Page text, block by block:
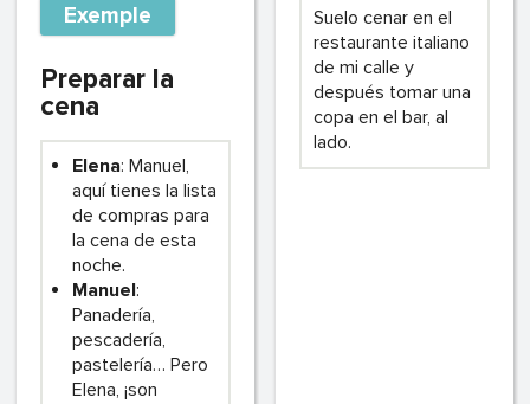
Exemple
Preparar la
cena
Elena: Manuel,
aquí tienes la lista
de compras para
la cena de esta
noche.
Manuel:
Panadería,
pescadería,
pastelería… Pero
Elena, ¡son
Suelo cenar en el
restaurante italiano
de mi calle y
después tomar una
copa en el bar, al
lado.